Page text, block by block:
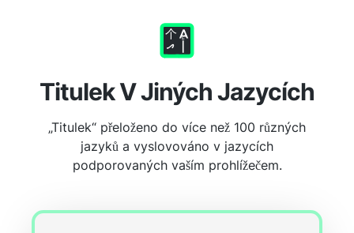
Titulek V Jiných Jazycích
„Titulek“ přeloženo do více než 100 různých
jazyků a vyslovováno v jazycích
podporovaných vaším prohlížečem.